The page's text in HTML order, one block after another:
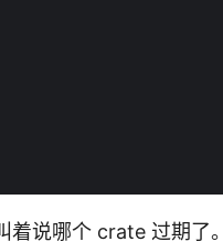
说哪个 crate 过期了。